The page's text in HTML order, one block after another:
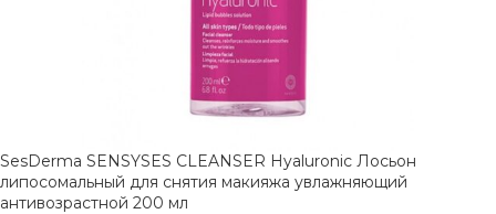
SesDerma SENSYSES CLEANSER Hyaluronic Лосьон
липосомальный для снятия макияжа увлажняющий
антивозрастной 200 мл